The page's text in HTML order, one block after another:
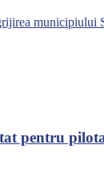
municipiului
pentru